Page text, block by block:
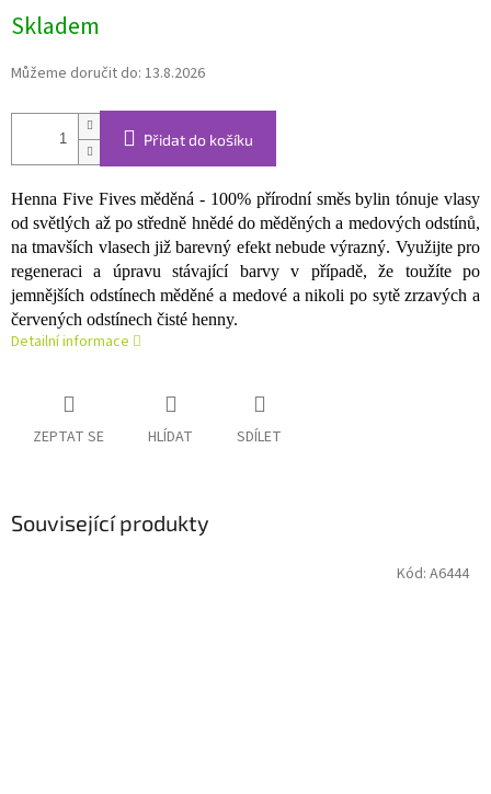
cena:
Skladem
Můžeme doručit do: 13.8.2026
Přidat do košíku
Henna Five Fives měděná - 100% přírodní směs bylin tónuje vlasy
od světlých až po středně hnědé do měděných a medových odstínů,
na tmavších vlasech již barevný efekt nebude výrazný. Využijte pro
regeneraci a úpravu stávající barvy v případě, že toužíte po
jemnějších odstínech měděné a medové a nikoli po sytě zrzavých a
červených odstínech čisté henny.
Detailní informace
ZEPTAT SE HLÍDAT SDÍLET
Související produkty
Kód: A6444